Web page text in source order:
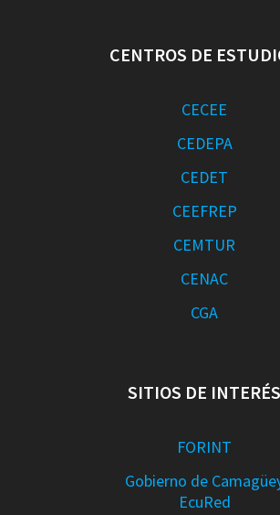
CENTROS DE
CECEE
CEDEPA
CEDET
CEEFREP
CEMTUR
CENAC
CGA
SITIOS DE INTERÉS
FORINT
Gobierno de
EcuRed